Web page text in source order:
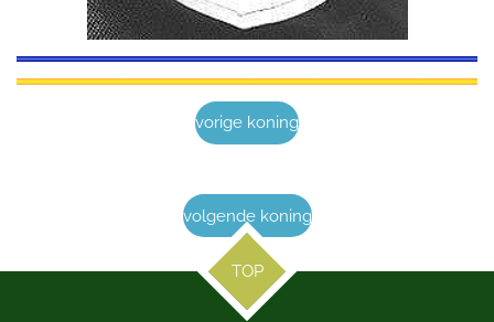
vorige koning
volgende koning
TOP